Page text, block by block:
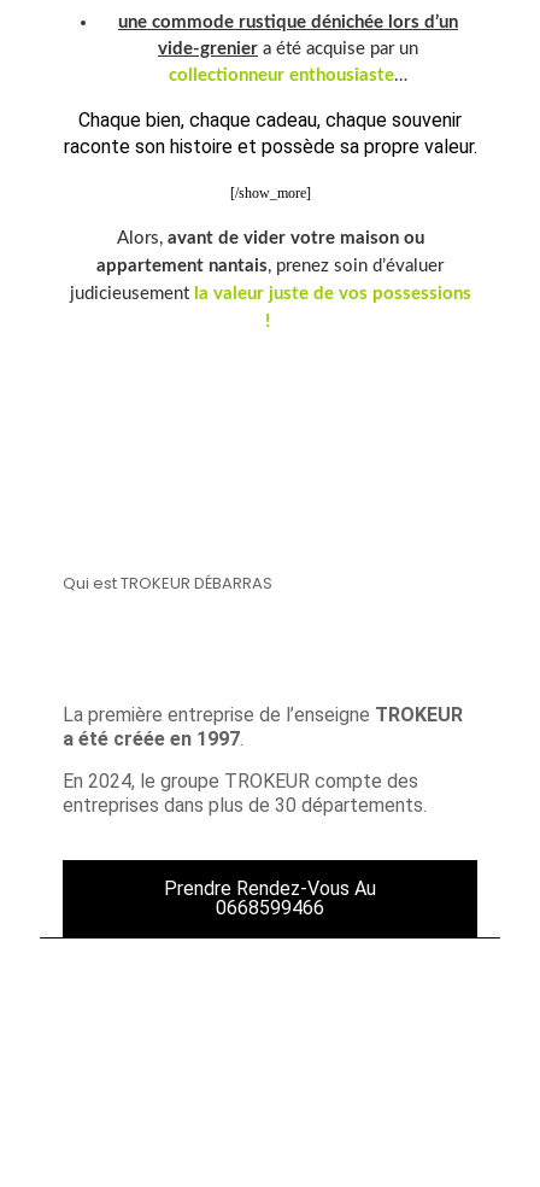
Qui est TROKEUR DÉBARRAS
La première entreprise de l’enseigne TROKEUR
a été créée en 1997.
En 2024, le groupe TROKEUR compte des
entreprises dans plus de 30 départements.
Prendre Rendez-Vous Au
0668599466
une commode rustique dénichée lors d’un
vide-grenier a été acquise par un
collectionneur enthousiaste…
Chaque bien, chaque cadeau, chaque souvenir
raconte son histoire et possède sa propre valeur.
[/show_more]
Alors, avant de vider votre maison ou
appartement nantais, prenez soin d’évaluer
judicieusement la valeur juste de vos possessions
!